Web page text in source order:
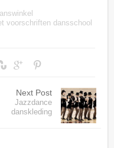
voorschriften dansschool
Next Post
Jazzdance
danskleding